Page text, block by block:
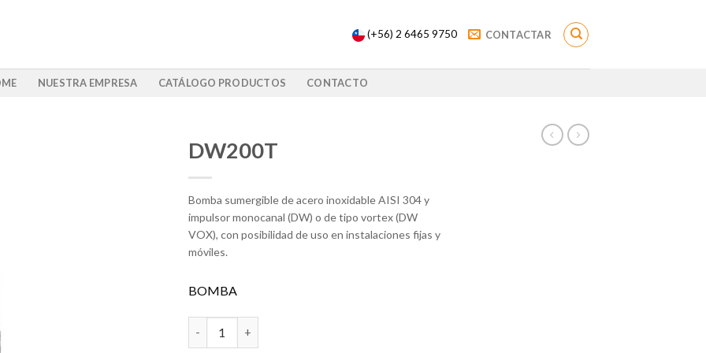
(+56) 2 6465 9750 CONTACTAR
NUESTRA EMPRESA CATÁLOGO PRODUCTOS CONTACTO
DW200T
Bomba sumergible de acero inoxidable AISI 304 y
impulsor monocanal (DW) o de tipo vortex (DW
VOX), con posibilidad de uso en instalaciones fijas y
móviles.
BOMBA